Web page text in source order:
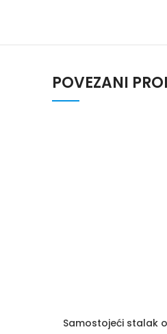
POVEZANI
Samostojeći stalak